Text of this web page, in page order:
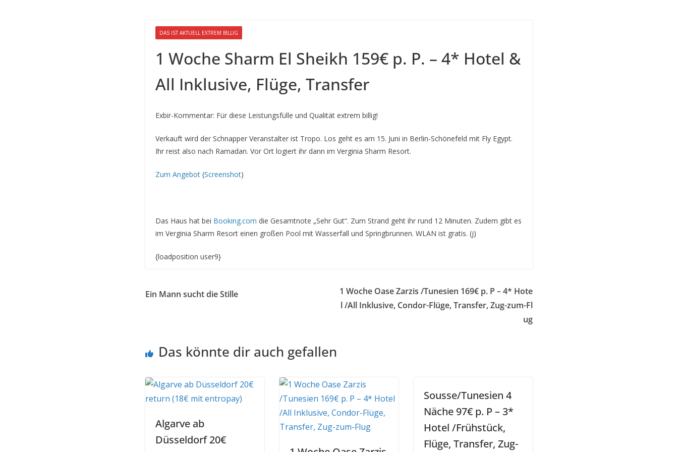
DAS IST AKTUELL EXTREM BILLIG
1 Woche Sharm El Sheikh 159€ p. P. – 4* Hotel &
All Inklusive, Flüge, Transfer
Exbir-Kommentar: Für diese Leistungsfülle und Qualität extrem billig!
Verkauft wird der Schnapper Veranstalter ist Tropo. Los geht es am 15. Juni in Berlin-Schönefeld mit Fly Egypt.
Ihr reist also nach Ramadan. Vor Ort logiert ihr dann im Verginia Sharm Resort.
Zum Angebot (Screenshot)
Das Haus hat bei Booking.com die Gesamtnote „Sehr Gut“. Zum Strand geht ihr rund 12 Minuten. Zudem gibt es
im Verginia Sharm Resort einen großen Pool mit Wasserfall und Springbrunnen. WLAN ist gratis. (j)
{loadposition user9}
Ein Mann sucht die Stille
1 Woche Oase Zarzis /Tunesien 169€ p. P – 4* Hote
l /All Inklusive, Condor-Flüge, Transfer, Zug-zum-Fl
ug
Das könnte dir auch gefallen
Algarve ab
Düsseldorf 20€
Sousse/Tunesien 4
Näche 97€ p. P – 3*
Hotel /Frühstück,
Flüge, Transfer, Zug-